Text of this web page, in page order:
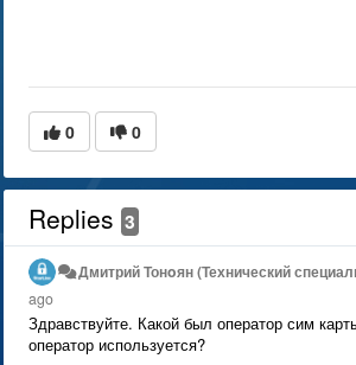
0 0
Replies 3
Дмитрий Тонoян (Технический
ago
Здравствуйте. Какой был оператор сим
оператор используется?